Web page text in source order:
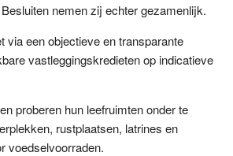
nemen zij echter gezamenlijk.
via een objectieve en transparante
vastleggingskredieten op indicatieve
proberen hun leefruimten onder te
rustplaatsen, latrines en
voedselvoorraden.